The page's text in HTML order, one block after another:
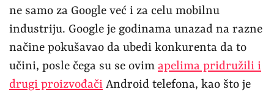
ne samo za Google već i za celu mobilnu
industriju. Google je godinama unazad na razne
načine pokušavao da ubedi konkurenta da to
učini, posle čega su se ovim apelima pridružili i
drugi proizvođači Android telefona, kao što je